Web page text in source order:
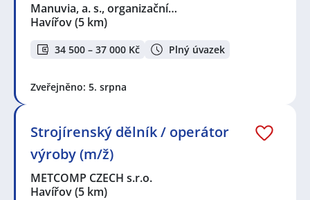
Manuvia, a. s., organizační…
Havířov(5 km)
34 500 – 37 000 Kč Plný úvazek
Zveřejněno: 5. srpna
Strojírenský dělník / operátor
výroby (m/ž)
METCOMP CZECH s.r.o.
Havířov(5 km)